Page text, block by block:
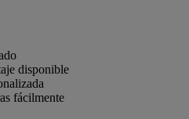
disponible
fácilmente